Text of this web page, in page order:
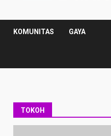
KOMUNITAS
GAYA
TOKOH